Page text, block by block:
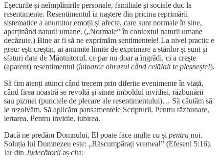
Eșecurile și neîmplinirile personale, familiale și sociale duc la
resentimente. Resentimentul ia naștere din pricina reprimării
sistematice a anumitor emoții și afecte, care sunt normale în sine,
aparținând naturii umane. („Normale” în contextul naturii umane
decăzute.) Bine ar fi să ne exprimăm sentimentele! La nivel practic e
greu: ești creștin, ai anumite limite de exprimare a stărilor și sunt și
sfaturi date de Mântuitorul, ce par nu doar a îngrădi, ci a crește
(aparent) resentimentul (întoarce obrazul când celălalt te plesnește!).
Să fim atenți atunci când trecem prin diferite evenimente în viață,
când firea noastră se revoltă și simte imboldul invidiei, răzbunării
sau pizmei (punctele de plecare ale resentimentului)… Să căutăm să
le rezolvăm. Să aplicăm pansamentele Scripturii. Pentru răzbunare,
iertarea. Pentru invidie, iubirea.
Dacă ne predăm Domnului, El poate face multe cu și pentru noi.
Soluția lui Dumnezeu este: „Răscumpărați vremea!” (Efeseni 5:16).
Iar din Judecătorii aș cita: